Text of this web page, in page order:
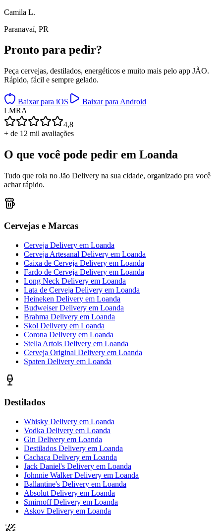
Camila L.
Paranavaí, PR
Pronto para pedir?
Peça cervejas, destilados, energéticos e muito mais pelo app JÃO.
Rápido, fácil e sempre gelado.
Baixar para iOS
Baixar para Android
LMRA
4,8
+ de 12 mil avaliações
O que você pode pedir em Loanda
Tudo que rola no Jão Delivery na sua cidade, organizado pra você
achar rápido.
Cervejas e Marcas
Cerveja Delivery em Loanda
Cerveja Artesanal Delivery em Loanda
Caixa de Cerveja Delivery em Loanda
Fardo de Cerveja Delivery em Loanda
Long Neck Delivery em Loanda
Lata de Cerveja Delivery em Loanda
Heineken Delivery em Loanda
Budweiser Delivery em Loanda
Brahma Delivery em Loanda
Skol Delivery em Loanda
Corona Delivery em Loanda
Stella Artois Delivery em Loanda
Cerveja Original Delivery em Loanda
Spaten Delivery em Loanda
Destilados
Whisky Delivery em Loanda
Vodka Delivery em Loanda
Gin Delivery em Loanda
Destilados Delivery em Loanda
Cachaça Delivery em Loanda
Jack Daniel's Delivery em Loanda
Johnnie Walker Delivery em Loanda
Ballantine's Delivery em Loanda
Absolut Delivery em Loanda
Smirnoff Delivery em Loanda
Askov Delivery em Loanda